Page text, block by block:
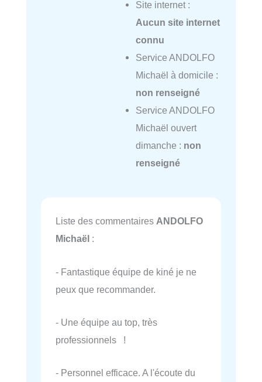
Site internet :
Aucun site internet
connu
Service ANDOLFO
Michaël à domicile :
non renseigné
Service ANDOLFO
Michaël ouvert
dimanche : non
renseigné
Liste des commentaires ANDOLFO
Michaël :
- Fantastique équipe de kiné je ne
peux que recommander.
- Une équipe au top, très
professionnels !
- Personnel efficace. A l'écoute du